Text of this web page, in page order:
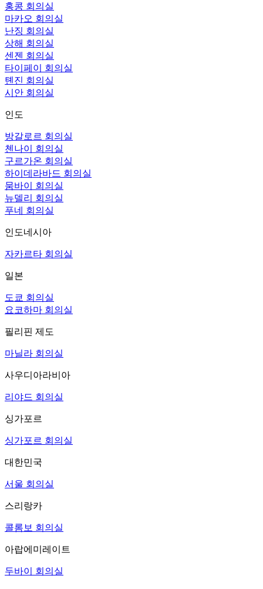
홍콩 회의실
마카오 회의실
난징 회의실
상해 회의실
센젠 회의실
타이페이 회의실
톈진 회의실
시안 회의실
인도
방갈로르 회의실
첸나이 회의실
구르가온 회의실
하이데라바드 회의실
뭄바이 회의실
뉴델리 회의실
푸네 회의실
인도네시아
자카르타 회의실
일본
도쿄 회의실
요코하마 회의실
필리핀 제도
마닐라 회의실
사우디아라비아
리야드 회의실
싱가포르
싱가포르 회의실
대한민국
서울 회의실
스리랑카
콜롬보 회의실
아랍에미레이트
두바이 회의실